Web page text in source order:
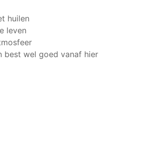
huilen
leven
best wel goed vanaf hier